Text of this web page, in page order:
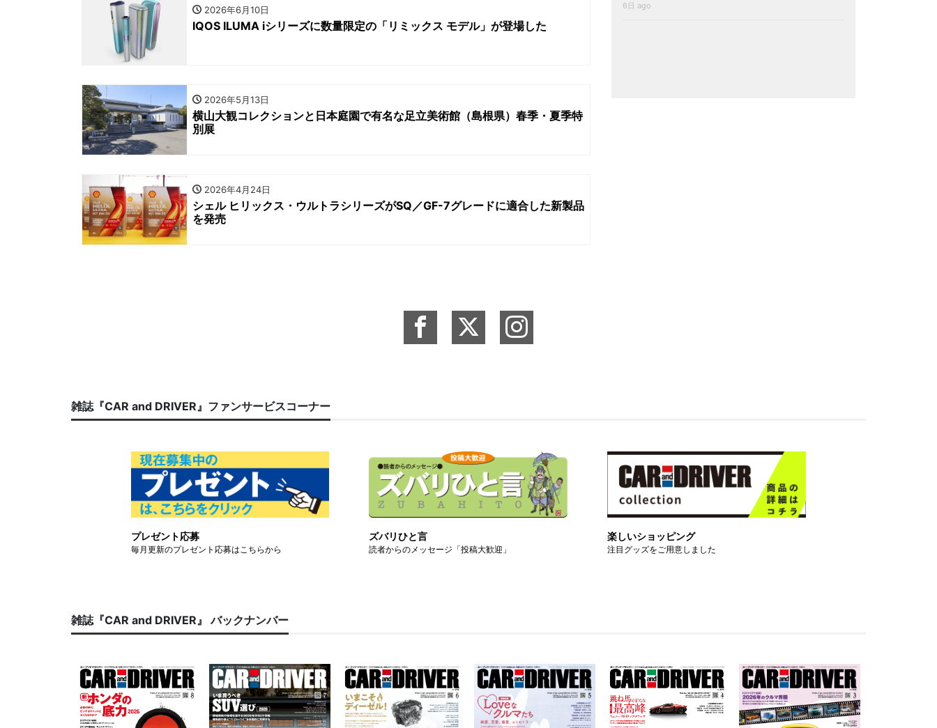
2026年6月10日
IQOS ILUMA iシリーズに数量限定の「リミックス モデル」が登場した
2026年5月13日
横山大観コレクションと日本庭園で有名な足立美術館（島根県）春季・夏季特
別展
2026年4月24日
シェル ヒリックス・ウルトラシリーズがSQ／GF-7グレードに適合した新製品
を発売
6日 ago
雑誌『CAR and DRIVER』ファンサービスコーナー
プレゼント応募
毎月更新のプレゼント応募はこちらから
ズバリひと言
読者からのメッセージ「投稿大歓迎」
楽しいショッピング
注目グッズをご用意しました
雑誌『CAR and DRIVER』 バックナンバー